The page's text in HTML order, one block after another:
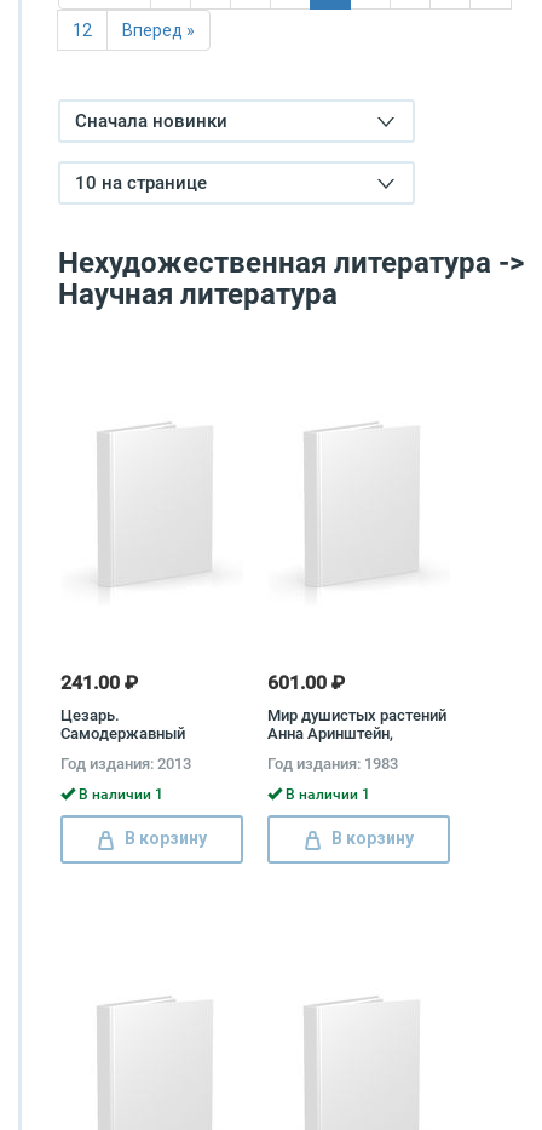
12 Вперед »
Сначала новинки
10 на странице
Нехудожественная литература ->
Научная литература
241.00 ₽
Цезарь.
Самодержавный
Геворкян
Год издания: 2013
В наличии 1
В корзину
601.00 ₽
Мир душистых растений
Анна Аринштейн,
Карина Петровская,
Алла Серкова
Год издания: 1983
В наличии 1
В корзину